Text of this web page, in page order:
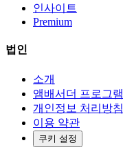
인사이트
Premium
법인
소개
앰배서더 프로그램
개인정보 처리방침
이용 약관
쿠키 설정